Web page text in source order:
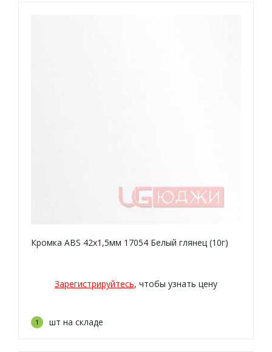
Кромка ABS 42х1,5мм 17054 Белый глянец (10г)
Зарегистрируйтесь, чтобы узнать цену
1 шт на складе